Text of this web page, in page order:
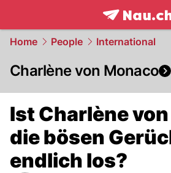
frontpage.
Home People International
Charlène von Monaco
Ist Charlène
die bösen
endlich los?